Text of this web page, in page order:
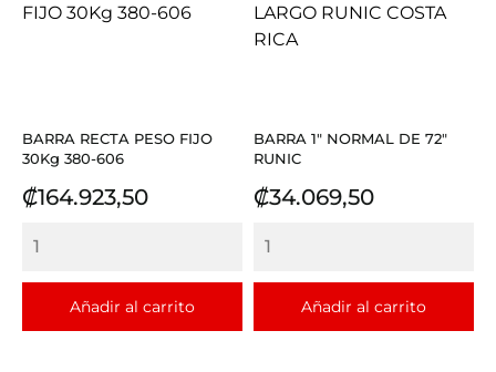
BARRA RECTA PESO FIJO
30Kg 380-606
Precio
₡164.923,50
Añadir al carrito
BARRA 1" NORMAL DE 72"
RUNIC
Precio
₡34.069,50
Añadir al carrito